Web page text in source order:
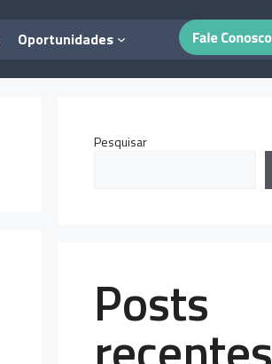
Oportunidades
Pesquisar
Posts